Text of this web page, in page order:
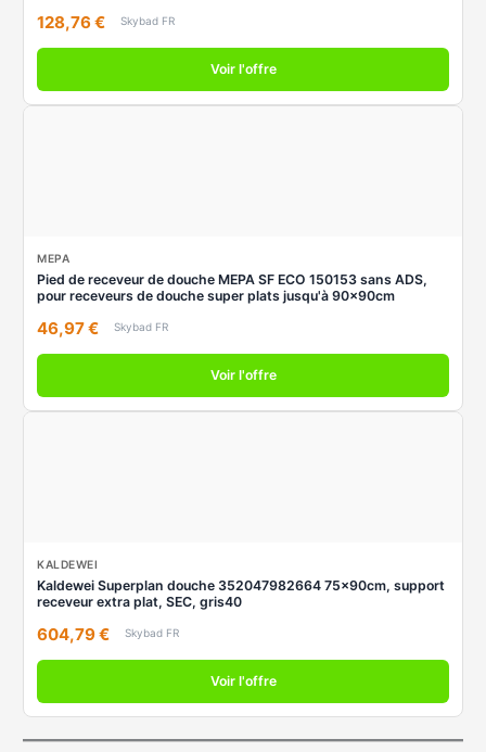
128,76 € Skybad FR
Voir l'offre
MEPA
Pied de receveur de douche MEPA SF ECO 150153 sans ADS,
pour receveurs de douche super plats jusqu'à 90x90cm
46,97 € Skybad FR
Voir l'offre
KALDEWEI
Kaldewei Superplan douche 352047982664 75x90cm, support
receveur extra plat, SEC, gris40
604,79 € Skybad FR
Voir l'offre